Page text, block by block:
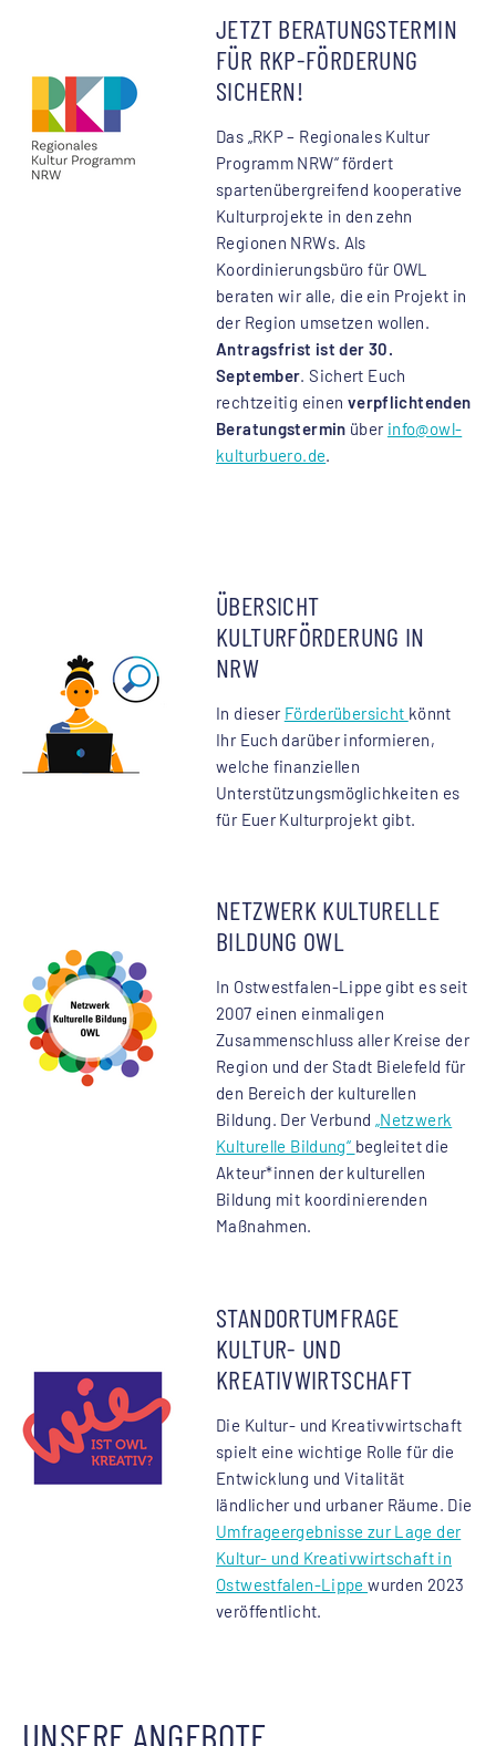
JETZT BERATUNGSTERMIN
FÜR RKP-FÖRDERUNG
SICHERN!
Das „RKP – Regionales Kultur
Programm NRW“ fördert
spartenübergreifend kooperative
Kulturprojekte in den zehn
Regionen NRWs. Als
Koordinierungsbüro für OWL
beraten wir alle, die ein Projekt in
der Region umsetzen wollen.
Antragsfrist ist der 30.
September. Sichert Euch
rechtzeitig einen verpflichtenden
Beratungstermin über info@owl-
kulturbuero.de.
ÜBERSICHT
KULTURFÖRDERUNG IN
NRW
In dieser Förderübersicht könnt
Ihr Euch darüber informieren,
welche finanziellen
Unterstützungsmöglichkeiten es
für Euer Kulturprojekt gibt.
NETZWERK KULTURELLE
BILDUNG OWL
In Ostwestfalen-Lippe gibt es seit
2007 einen einmaligen
Zusammenschluss aller Kreise der
Region und der Stadt Bielefeld für
den Bereich der kulturellen
Bildung. Der Verbund „Netzwerk
Kulturelle Bildung“ begleitet die
Akteur*innen der kulturellen
Bildung mit koordinierenden
Maßnahmen.
STANDORTUMFRAGE
KULTUR- UND
KREATIVWIRTSCHAFT
Die Kultur- und Kreativwirtschaft
spielt eine wichtige Rolle für die
Entwicklung und Vitalität
ländlicher und urbaner Räume. Die
Umfrageergebnisse zur Lage der
Kultur- und Kreativwirtschaft in
Ostwestfalen-Lippewurden 2023
veröffentlicht.
UNSERE ANGEBOTE